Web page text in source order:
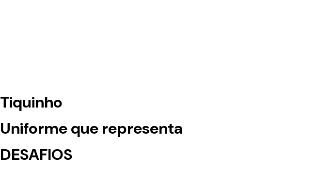
Tiquinho
Uniforme que representa
DESAFIOS